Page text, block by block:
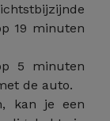
19 minuten
5 minuten
de auto.
kan je een